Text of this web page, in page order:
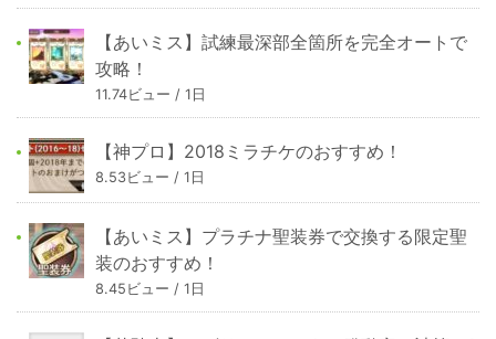
【あいミス】試練最深部全箇所を完全オートで
攻略！
11.74ビュー / 1日
【神プロ】2018ミラチケのおすすめ！
8.53ビュー / 1日
【あいミス】プラチナ聖装券で交換する限定聖
装のおすすめ！
8.45ビュー / 1日